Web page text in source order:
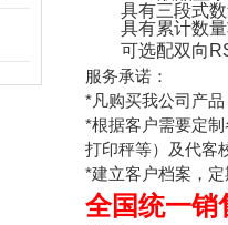
具有三段式
具有累计数
可选配双向
服务承诺：
*凡购买我公司产
*根据客户需要定
打印秤等）及代客
*建立客户档案，
全国统一销